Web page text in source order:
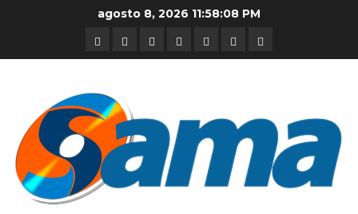
agosto 8, 2026 11:58:08 PM
DURANGO
NACIONAL
INTERNACIONAL
DEPORTES
ENTRETENIMIENTO
CIENCIA
Y
OPINION